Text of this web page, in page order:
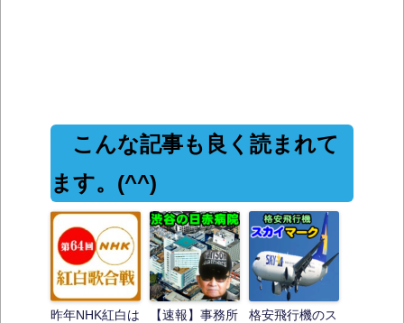
こんな記事も良く読まれて
ます。(^^)
昨年NHK紅白は
【速報】事務所
格安飛行機のス